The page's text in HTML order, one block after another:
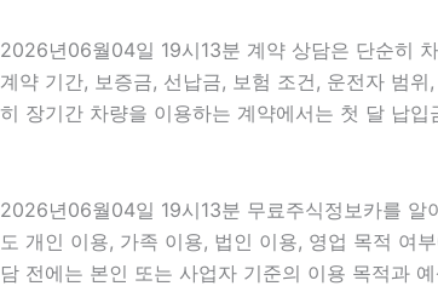
2026년06월04일 19시13분 계약 상담은 단순히
계약 기간, 보증금, 선납금, 보험 조건, 운전자 범
히 장기간 차량을 이용하는 계약에서는 첫 달 납
2026년06월04일 19시13분 무료주식정보카를
도 개인 이용, 가족 이용, 법인 이용, 영업 목적 여
담 전에는 본인 또는 사업자 기준의 이용 목적과